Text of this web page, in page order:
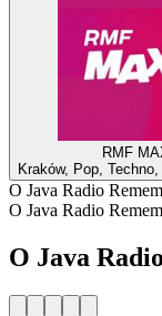
RMF
Kraków, Pop,
O Java Radio
O Java Radio
O Java